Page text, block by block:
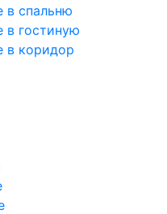
спальню
гостиную
в коридор